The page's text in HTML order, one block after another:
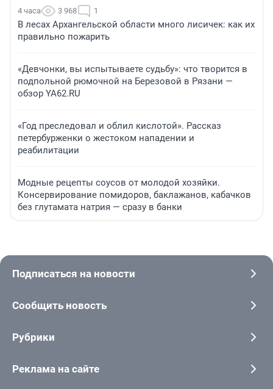
4 часа 3 968 1
В лесах Архангельской области много лисичек: как их
правильно пожарить
«Девчонки, вы испытываете судьбу»: что творится в
подпольной рюмочной на Березовой в Рязани —
обзор YA62.RU
«Год преследовал и облил кислотой». Рассказ
петербурженки о жестоком нападении и
реабилитации
Модные рецепты соусов от молодой хозяйки.
Консервирование помидоров, баклажанов, кабачков
без глутамата натрия — сразу в банки
Подписаться на новости
Сообщить новость
Рубрики
Реклама на сайте